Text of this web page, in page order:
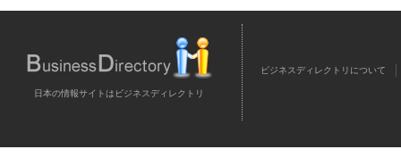
日本の情報サイトはビジネスディレクトリ
ビジネスディレクトリについて